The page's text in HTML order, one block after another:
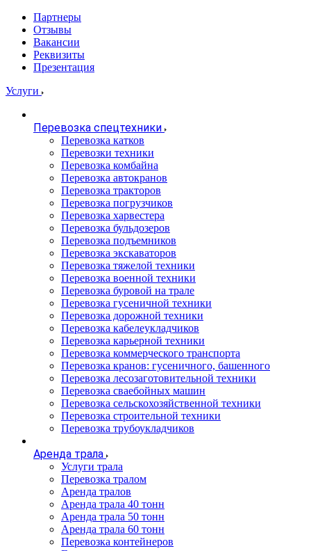
Партнеры
Отзывы
Вакансии
Реквизиты
Презентация
Услуги
Перевозка спецтехники
Перевозка катков
Перевозки техники
Перевозка комбайна
Перевозка автокранов
Перевозка тракторов
Перевозка погрузчиков
Перевозка харвестера
Перевозка бульдозеров
Перевозка подъемников
Перевозка экскаваторов
Перевозка тяжелой техники
Перевозка военной техники
Перевозка буровой на трале
Перевозка гусеничной техники
Перевозка дорожной техники
Перевозка кабелеукладчиков
Перевозка карьерной техники
Перевозка коммерческого транспорта
Перевозка кранов: гусеничного, башенного
Перевозка лесозаготовительной техники
Перевозка сваебойных машин
Перевозка сельскохозяйственной техники
Перевозка строительной техники
Перевозка трубоукладчиков
Аренда трала
Услуги трала
Перевозка тралом
Аренда тралов
Аренда трала 40 тонн
Аренда трала 50 тонн
Аренда трала 60 тонн
Перевозка контейнеров